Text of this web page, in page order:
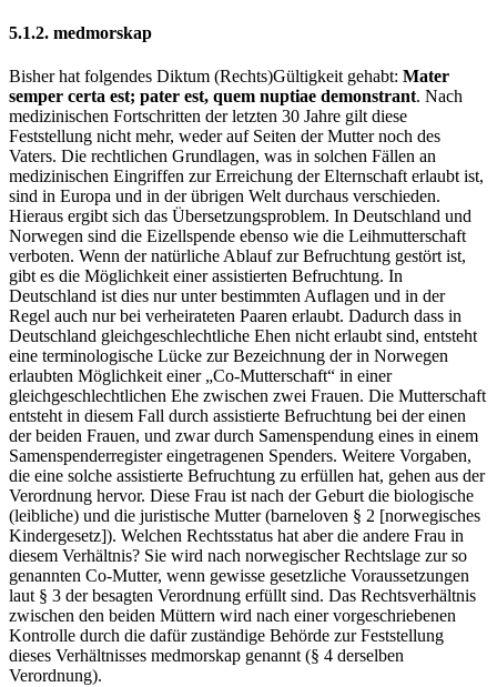
5.1.2. medmorskap
Bisher hat folgendes Diktum (Rechts)Gültigkeit gehabt: Mater
semper certa est; pater est, quem nuptiae demonstrant. Nach
medizinischen Fortschritten der letzten 30 Jahre gilt diese
Feststellung nicht mehr, weder auf Seiten der Mutter noch des
Vaters. Die rechtlichen Grundlagen, was in solchen Fällen an
medizinischen Eingriffen zur Erreichung der Elternschaft erlaubt ist,
sind in Europa und in der übrigen Welt durchaus verschieden.
Hieraus ergibt sich das Übersetzungsproblem. In Deutschland und
Norwegen sind die Eizellspende ebenso wie die Leihmutterschaft
verboten. Wenn der natürliche Ablauf zur Befruchtung gestört ist,
gibt es die Möglichkeit einer assistierten Befruchtung. In
Deutschland ist dies nur unter bestimmten Auflagen und in der
Regel auch nur bei verheirateten Paaren erlaubt. Dadurch dass in
Deutschland gleichgeschlechtliche Ehen nicht erlaubt sind, entsteht
eine terminologische Lücke zur Bezeichnung der in Norwegen
erlaubten Möglichkeit einer „Co-Mutterschaft“ in einer
gleichgeschlechtlichen Ehe zwischen zwei Frauen. Die Mutterschaft
entsteht in diesem Fall durch assistierte Befruchtung bei der einen
der beiden Frauen, und zwar durch Samenspendung eines in einem
Samenspenderregister eingetragenen Spenders. Weitere Vorgaben,
die eine solche assistierte Befruchtung zu erfüllen hat, gehen aus der
Verordnung hervor. Diese Frau ist nach der Geburt die biologische
(leibliche) und die juristische Mutter (barneloven § 2 [norwegisches
Kindergesetz]). Welchen Rechtsstatus hat aber die andere Frau in
diesem Verhältnis? Sie wird nach norwegischer Rechtslage zur so
genannten Co-Mutter, wenn gewisse gesetzliche Voraussetzungen
laut § 3 der besagten Verordnung erfüllt sind. Das Rechtsverhältnis
zwischen den beiden Müttern wird nach einer vorgeschriebenen
Kontrolle durch die dafür zuständige Behörde zur Feststellung
dieses Verhältnisses medmorskap genannt (§ 4 derselben
Verordnung).